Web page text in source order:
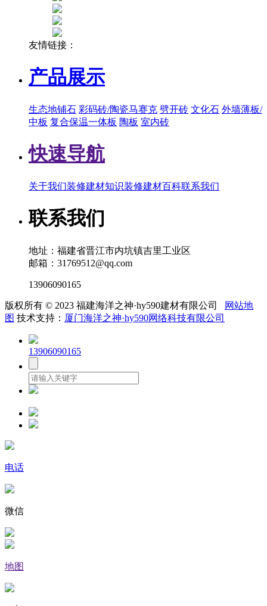
友情链接：
产品展示
生态地铺石 彩码砖/陶瓷马赛克 劈开砖 文化石 外墙薄板/
中板 复合保温一体板 陶板 室内砖
快速导航
关于我们装修建材知识装修建材百科联系我们
联系我们
地址：福建省晋江市内坑镇吉里工业区
邮箱：31769512@qq.com
13906090165
版权所有 © 2023 福建海洋之神·hy590建材有限公司
网站地
图 技术支持： 厦门海洋之神·hy590网络科技有限公司
13906090165
电话
微信
地图